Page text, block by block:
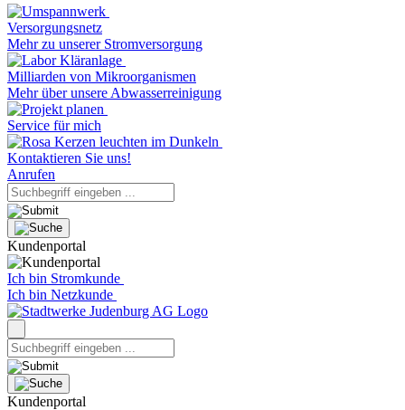
Versorgungsnetz
Mehr zu unserer Stromversorgung
Milliarden von Mikroorganismen
Mehr über unsere Abwasserreinigung
Service für mich
Kontaktieren Sie uns!
Anrufen
Kundenportal
Ich bin Stromkunde
Ich bin Netzkunde
Kundenportal